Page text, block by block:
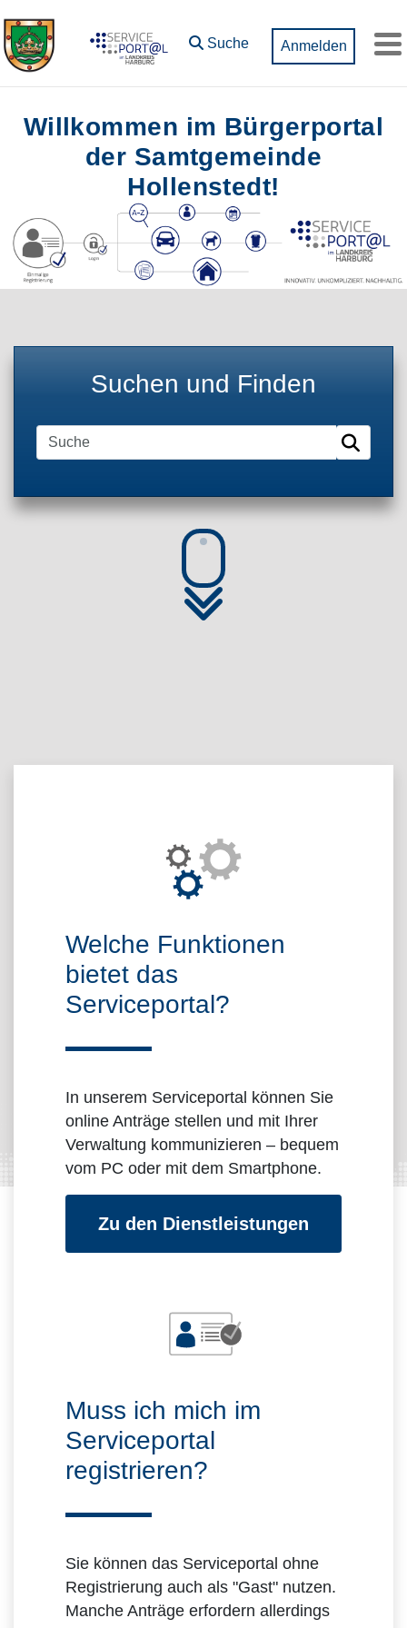
Zum Hauptinhalt springen
Suche
Anmelden
Willkommen im Bürgerportal
der Samtgemeinde
Hollenstedt!
Welche Funktionen
bietet das
Serviceportal?
In unserem Serviceportal können Sie
online Anträge stellen und mit Ihrer
Verwaltung kommunizieren – bequem
vom PC oder mit dem Smartphone.
Zu den Dienstleistungen
Muss ich mich im
Serviceportal
registrieren?
Sie können das Serviceportal ohne
Registrierung auch als "Gast" nutzen.
Manche Anträge erfordern allerdings